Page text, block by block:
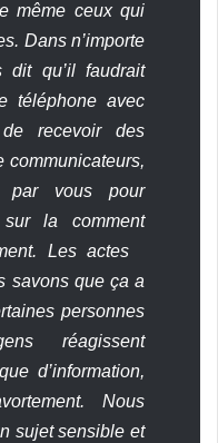
même ceux qui
Dans n’importe
dit qu’il faudrait
téléphone avec
recevoir des
communicateurs,
par vous pour
sur la comment
Les actes
savons que ça a
personnes
réagissent
d’information,
Nous
sujet sensible et